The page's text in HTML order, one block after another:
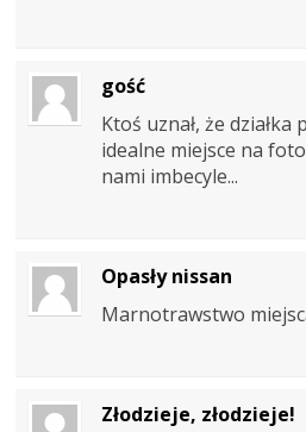
gość
Ktoś uznał, że
idealne miejsce na
nami imbecyle...
Opasły nissan
Marnotrawstwo
Złodzieje, złodzieje!